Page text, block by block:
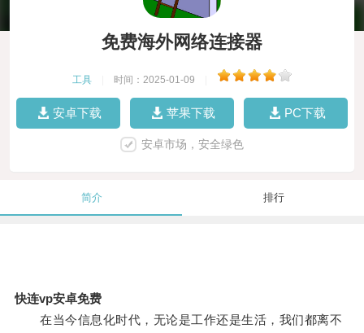
免费海外网络连接器
工具 时间：2025-01-09
安卓下载 苹果下载 PC下载
安卓市场，安全绿色
简介 排行
快连vp安卓免费
在当今信息化时代，无论是工作还是生活，我们都离不